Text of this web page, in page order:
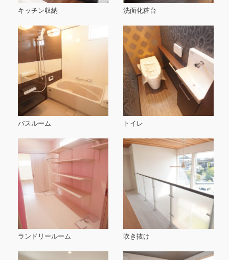
キッチン収納 洗面化粧台
バスルーム トイレ
ランドリールーム 吹き抜け